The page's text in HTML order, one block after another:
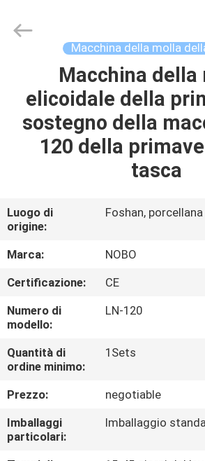
PRODOTTI
FATORY
TOUR
CONTROLLO
DI
QUALITÀ
CONTATTACI
NOTIZIE
Machinery
Macchina della molla
Macchina della
elicoidale della
sostegno della
120 della
tasca
Luogo di
origine:
Foshan, porcellana
Marca:
NOBO
Certificazione:
CE
Numero di
modello:
LN-120
Quantità di
ordine minimo:
1Sets
Prezzo:
negotiable
Imballaggi
particolari:
Imballaggio